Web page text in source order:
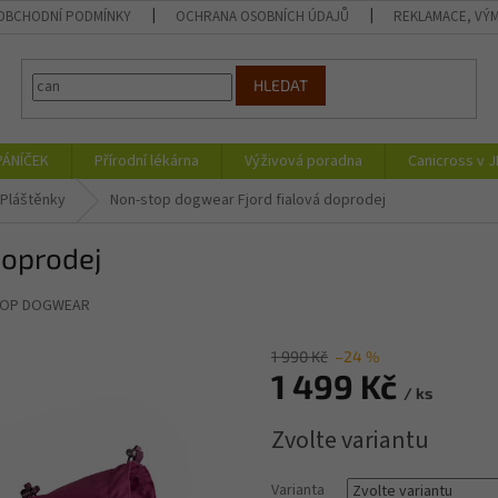
PODMÍNKY OCHRANA OSOBNÍCH ÚDAJŮ REKLAMACE,
HLEDAT
Přírodní lékárna Výživová poradna Canicross v
Pláštěnky Non-stop dogwear Fjord fialová doprodej
DOGWEAR
1 990 Kč –24 %
1 499 Kč / ks
cena:
Zvolte variantu
Varianta